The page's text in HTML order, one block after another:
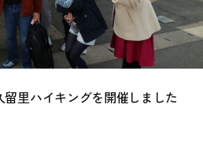
留里ハイキングを開催しました